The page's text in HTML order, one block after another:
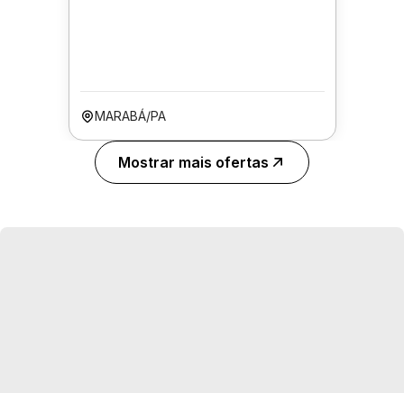
MARABÁ/PA
Mostrar mais ofertas